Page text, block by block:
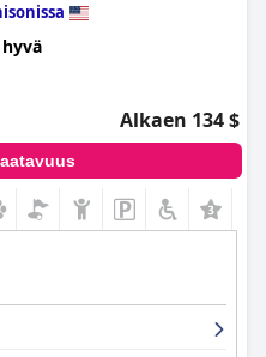
Alkaen 134 $